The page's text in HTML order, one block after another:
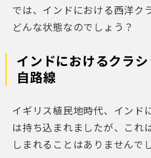
では、インドにおける西洋ク
どんな状態なのでしょう？
インドにおけるクラ
自路線
イギリス植民地時代、インド
は持ち込まれましたが、これ
しまれることはありませんで